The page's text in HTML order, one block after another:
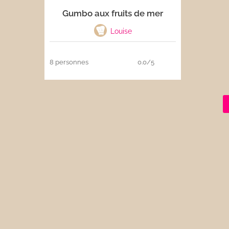
Boissons
Gumbo aux fruits de mer
Louise
8 personnes 0.0/5